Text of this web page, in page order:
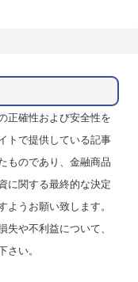
正確性および安全性を
トで提供している記事
ものであり、金融商品
に関する最終的な決定
ようお願い致します。
失や不利益について、
さい。